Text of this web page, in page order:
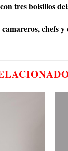
tres bolsillos
chefs